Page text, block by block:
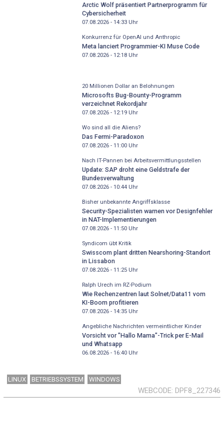
Arctic Wolf präsentiert Partnerprogramm für
Cybersicherheit
07.08.2026 - 14:33Uhr
Konkurrenz für OpenAI und Anthropic
Meta lanciert Programmier-KI Muse Code
07.08.2026 - 12:18Uhr
20 Millionen Dollar an Belohnungen
Microsofts Bug-Bounty-Programm
verzeichnet Rekordjahr
07.08.2026 - 12:19Uhr
Wo sind all die Aliens?
Das Fermi-Paradoxon
07.08.2026 - 11:00Uhr
Nach IT-Pannen bei Arbeitsvermittlungsstellen
Update: SAP droht eine Geldstrafe der
Bundesverwaltung
07.08.2026 - 10:44Uhr
Bisher unbekannte Angriffsklasse
Security-Spezialisten warnen vor Designfehler
in NAT-Implementierungen
07.08.2026 - 11:50Uhr
Syndicom übt Kritik
Swisscom plant dritten Nearshoring-Standort
in Lissabon
07.08.2026 - 11:25Uhr
Ralph Urech im RZ-Podium
Wie Rechenzentren laut Solnet/Data11 vom
KI-Boom profitieren
07.08.2026 - 14:35Uhr
Angebliche Nachrichten vermeintlicher Kinder
Vorsicht vor "Hallo Mama"-Trick per E-Mail
und Whatsapp
06.08.2026 - 16:40Uhr
LINUX BETRIEBSSYSTEM WINDOWS
WEBCODE DPF8_227346